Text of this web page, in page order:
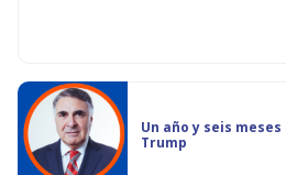
Un año y seis
Trump